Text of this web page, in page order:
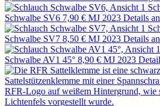
Schwalbe SV6 7,90 € MJ 2023 Details
Schwalbe SV7 8,50 € MJ 2023 Details
Schwalbe AV1 45° 8,90 € MJ 2023